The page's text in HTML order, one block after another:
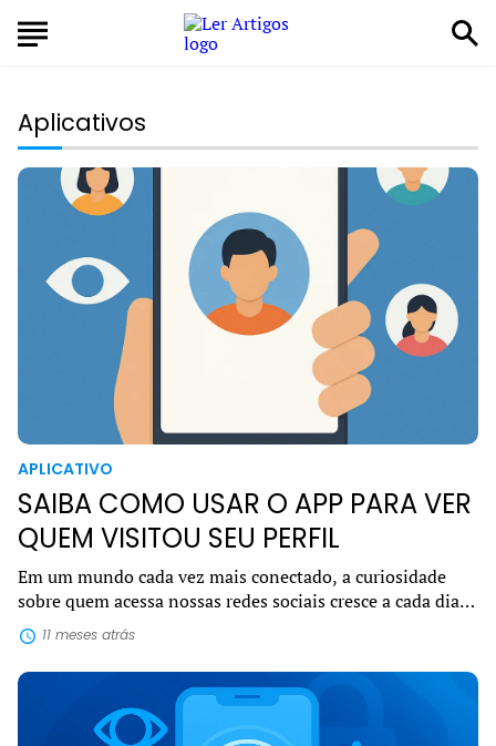
Aplicativos
APLICATIVO
SAIBA COMO USAR O APP PARA VER
QUEM VISITOU SEU PERFIL
Em um mundo cada vez mais conectado, a curiosidade
sobre quem acessa nossas redes sociais cresce a cada dia.
Por isso, o interesse em encontrar um app para ver quem
visitou seu perfil se tornou u...
11 meses atrás